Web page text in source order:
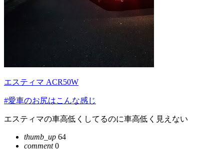
エスティマ ACR50W
#愛車のお尻はこんな感じ
エスティマの車高低くしてるのに車高低く見えない
thumb_up 64
comment0